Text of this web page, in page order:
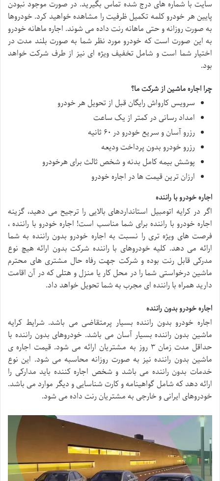
سایت با شماره های درج شده تماس بگیرید. در صورت موجود نبودن
پایین هر خودرو کلمه تکمیل ظرفیت را مشاهده خواهید کرد. خودروها
به صورت روزانه و حتی ماهانه رنت داده می شوند. اجاره ماهانه خودرو
به این صورت است که خودرو مورد نظر شما به صورت بلند مدت در
اختیار شما است و شامل تخفیف ویژه ای نیز از طرف شرکت خواهد
بود.
چرا اجاره ماشین از شرکت ما؟
سرویس کارواش رایگان قبل از تحویل هر خودرو
امداد رسانی در کمتر از یک ساعت
رزرو آسان و سریع خودرو در ۶۰ ثانیه
رزرو خودرو بدون پرداخت ودیعه
پوشش بیمه کامل بدنه و شخص ثالث برای هرخودرو
ارزان ترین قیمت ها در اجاره خودرو
اجاره خودرو با راننده
اگر در کرایه اتومبیل استانداردهای بالایی را ترجیح می دهید، گزینه
اجاره خودرو با راننده برای شما مناسب است! اجاره خودرو با راننده ،
فرصت های ویژه تری را نسبت به اجاره خودرو بدون راننده به شما
ارائه می دهد. کلیه خودروهای با راننده شرکت بدون ارائه هیچ نوع
مدرکی قابل رنت بوده و شرکت جهت رفاه حال مشتری های محترم
ماشین درخواستی شما را در محل کار یا منزل و هتلی که در آن اقامت
دارید همراه با راننده ای مجرب به شما تحویل خواهد داد.
اجاره خودرو بدون راننده
اجاره خودرو بدون راننده بسیار پرمتقاضی می باشد. شرایط کرایه
ماشین بدون راننده بسیار آسان می باشد. خودروهای بدون راننده با
حداقل مدت زمان ۳ روز به مشتریان ارائه می شود. قیمت اجاره ی
ماشین بدون راننده نیز به صورت روزانه محاسبه می شود. این نوع
خدمات بدون راننده می باشد و شخص اجاره کننده باید مدارکی را
ارائه دهد که شامل گواهینامه و کارت شناسایی و دیگر موارد می باشد.
خودروهای ایرانی و خارجی به مشتریان رنت داده می شود.